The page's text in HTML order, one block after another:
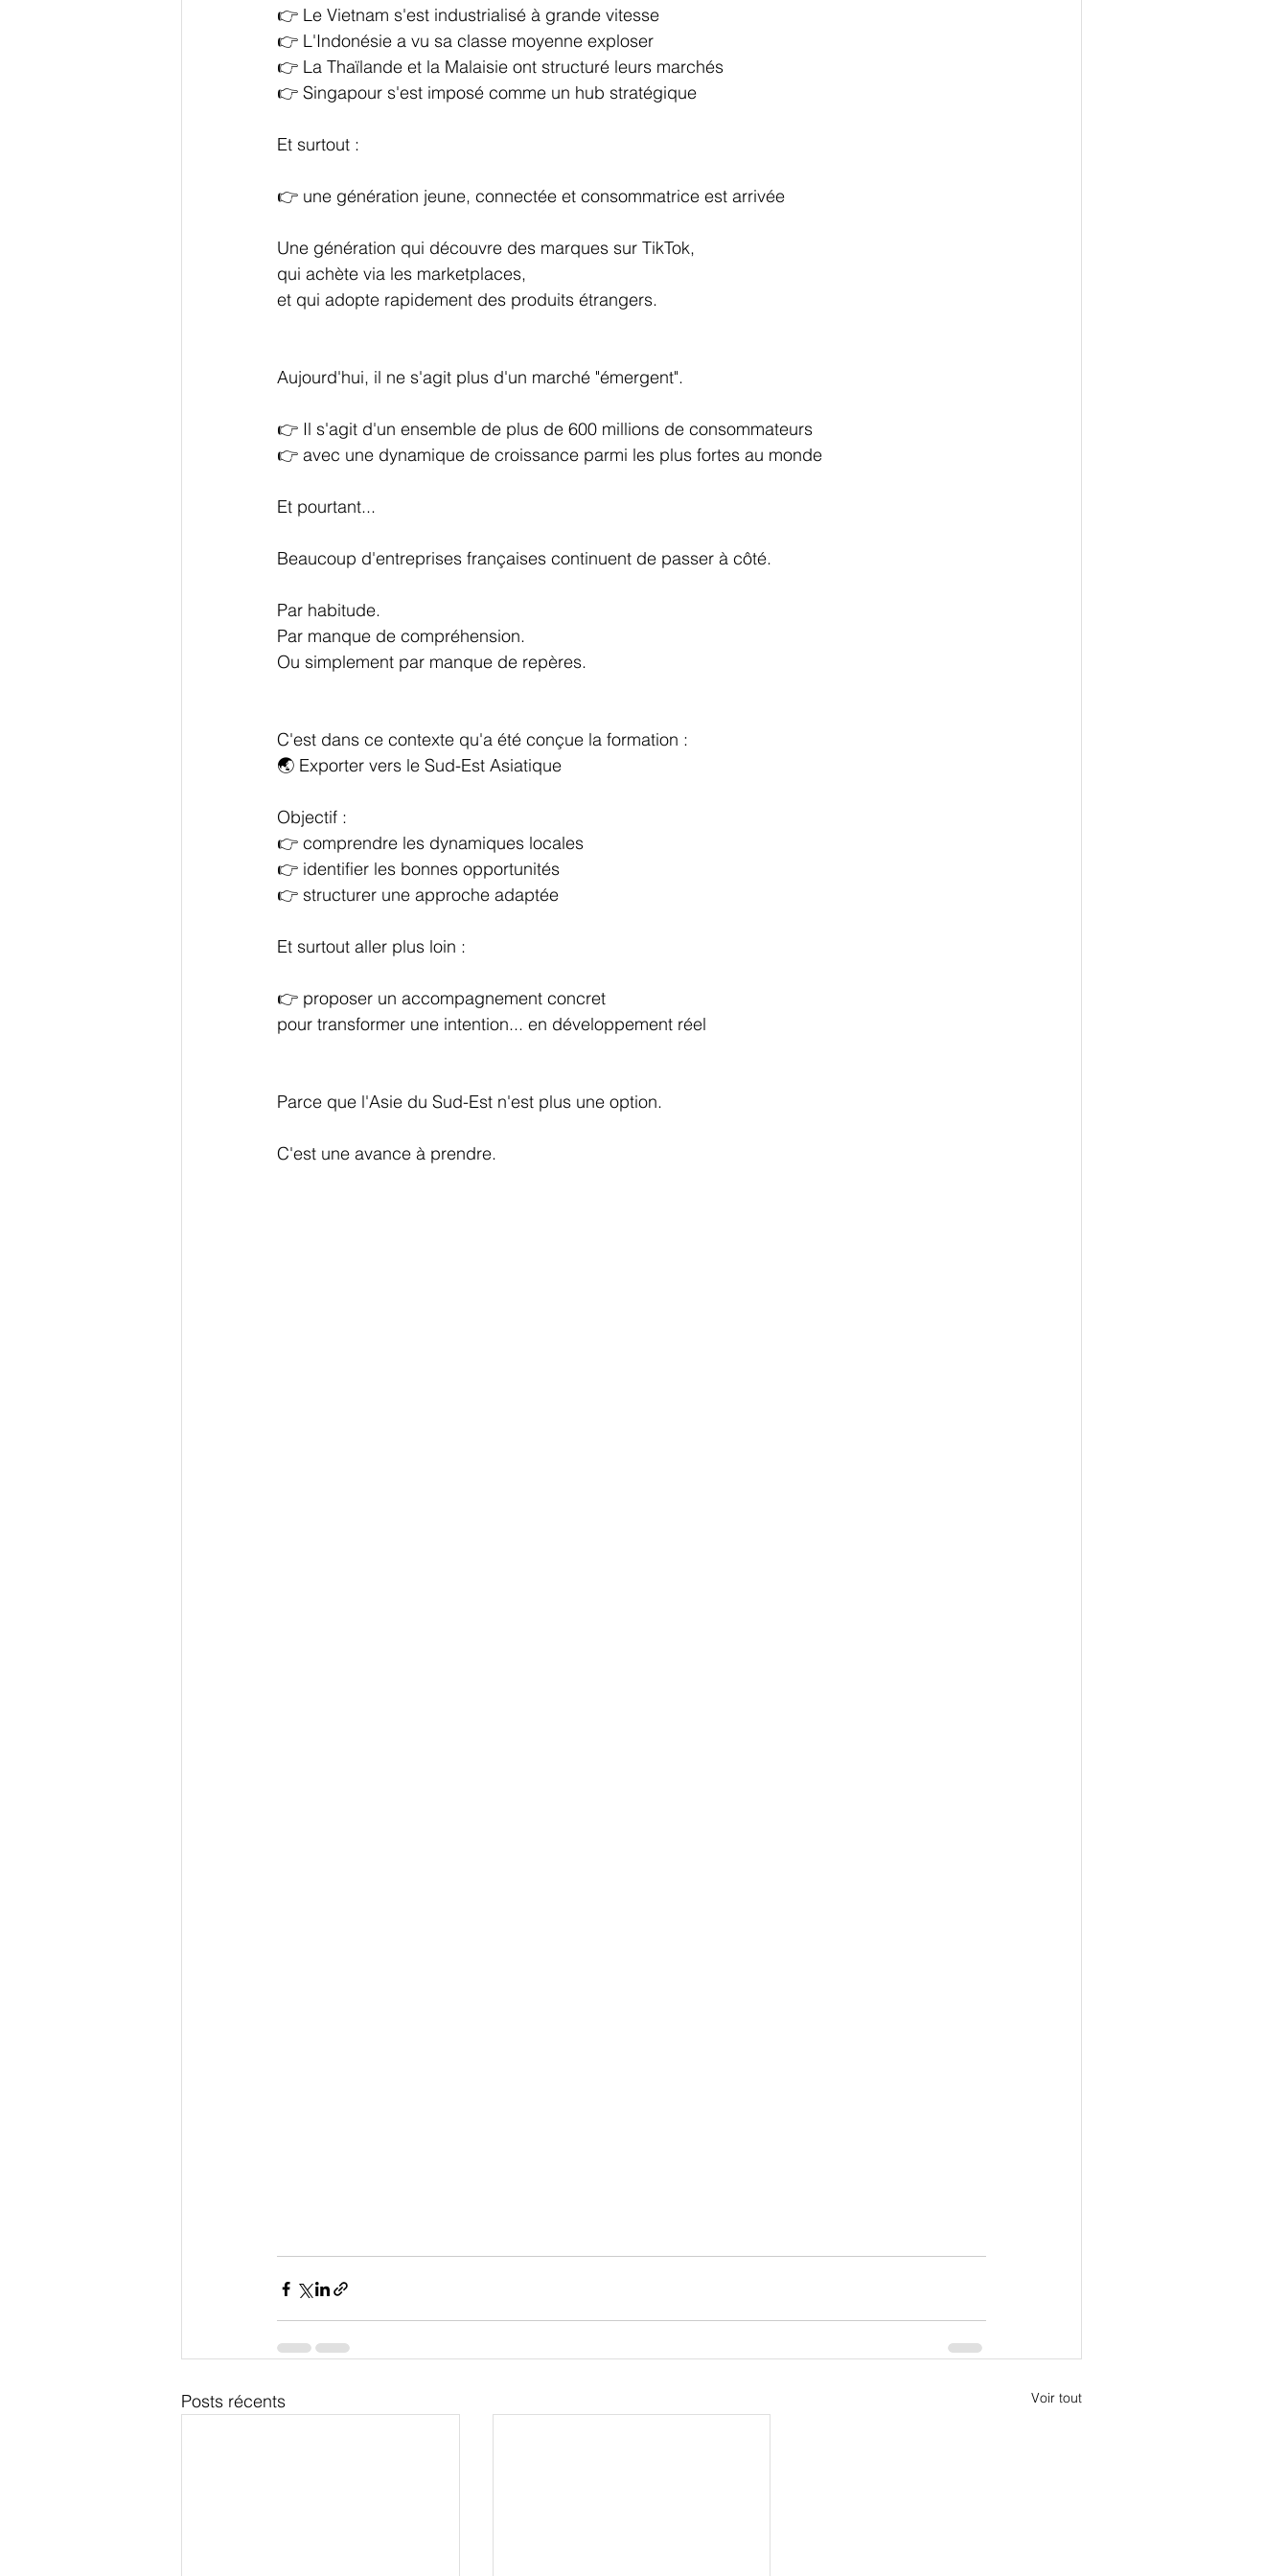
👉 Le Vietnam s'est industrialisé à grande vitesse
👉 L'Indonésie a vu sa classe moyenne exploser
👉 La Thaïlande et la Malaisie ont structuré leurs marchés
👉 Singapour s'est imposé comme un hub stratégique
Et surtout :
👉 une génération jeune, connectée et consommatrice est arrivée
Une génération qui découvre des marques sur TikTok,
qui achète via les marketplaces,
et qui adopte rapidement des produits étrangers.
Aujourd'hui, il ne s'agit plus d'un marché "émergent".
👉 Il s'agit d'un ensemble de plus de 600 millions de consommateurs
👉 avec une dynamique de croissance parmi les plus fortes au monde
Et pourtant...
Beaucoup d'entreprises françaises continuent de passer à côté.
Par habitude.
Par manque de compréhension.
Ou simplement par manque de repères.
C'est dans ce contexte qu'a été conçue la formation :
🌏 Exporter vers le Sud-Est Asiatique
Objectif :
👉 comprendre les dynamiques locales
👉 identifier les bonnes opportunités
👉 structurer une approche adaptée
Et surtout aller plus loin :
👉 proposer un accompagnement concret
pour transformer une intention... en développement réel
Parce que l'Asie du Sud-Est n'est plus une option.
C'est une avance à prendre.
Posts récents Voir tout